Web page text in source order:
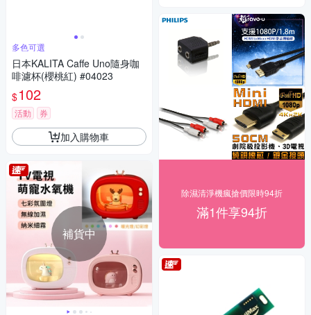
多色可選
日本KALITA Caffe Uno隨身咖
啡濾杯(櫻桃紅) #04023
$102
活動 券
加入購物車
補貨中
除濕清淨機瘋搶價限時94折
滿1件享94折